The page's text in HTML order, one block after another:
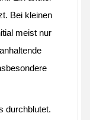
Bei kleinen
meist nur
durchblutet.